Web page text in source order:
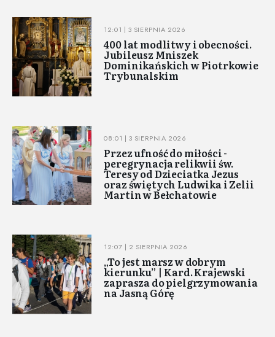
12:01 | 3 SIERPNIA 2026
400 lat modlitwy i obecności.
Jubileusz Mniszek
Dominikańskich w Piotrkowie
Trybunalskim
08:01 | 3 SIERPNIA 2026
Przez ufność do miłości -
peregrynacja relikwii św.
Teresy od Dzieciatka Jezus
oraz świętych Ludwika i Zelii
Martin w Bełchatowie
12:07 | 2 SIERPNIA 2026
„To jest marsz w dobrym
kierunku” | Kard. Krajewski
zaprasza do pielgrzymowania
na Jasną Górę